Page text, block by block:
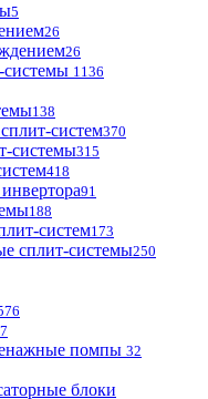
5
26
26
1136
138
систем370
системы315
418
91
188
систем173
сплит-системы250
помпы 32